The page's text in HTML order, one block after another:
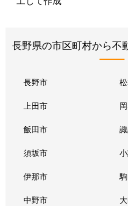
長野県の市区町村から不
長野市
上田市
飯田市
須坂市
伊那市
中野市